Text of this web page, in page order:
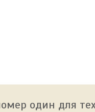
один для